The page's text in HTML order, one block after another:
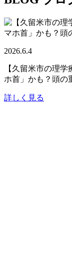
2026.6.4
【久留米市の理
ホ首」かも？頭の
詳しく見る